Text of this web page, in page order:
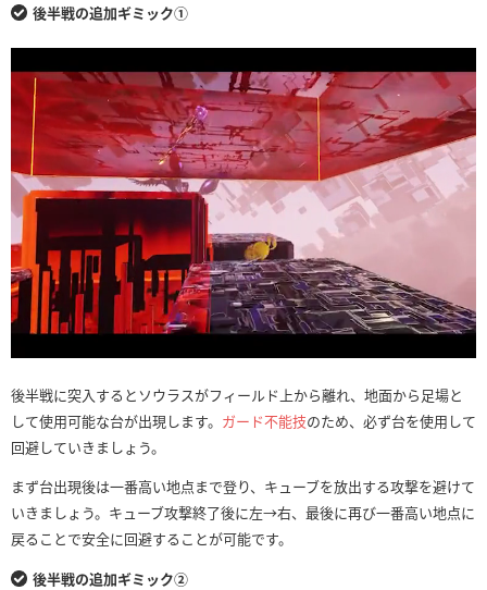
後半戦の追加ギミック①
後半戦に突入するとソウラスがフィールド上から離れ、地面から足場と
して使用可能な台が出現します。 ガード不能技のため、必ず台を使用して
回避していきましょう。
まず台出現後は一番高い地点まで登り、キューブを放出する攻撃を避けて
いきましょう。キューブ攻撃終了後に左→右、最後に再び一番高い地点に
戻ることで安全に回避することが可能です。
後半戦の追加ギミック②